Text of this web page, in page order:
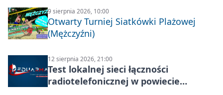
9 sierpnia 2026, 10:00
Otwarty Turniej Siatkówki Plażowej
(Mężczyźni)
12 sierpnia 2026, 21:00
Test lokalnej sieci łączności
radiotelefonicznej w powiecie